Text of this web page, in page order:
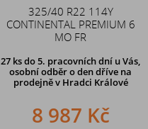
325/40 R22 114Y
CONTINENTAL PREMIUM 6
MO FR
27 ksdo 5. pracovních dní u Vás,
osobní odběr o den dříve na
prodejněv Hradci Králové
8 987 Kč